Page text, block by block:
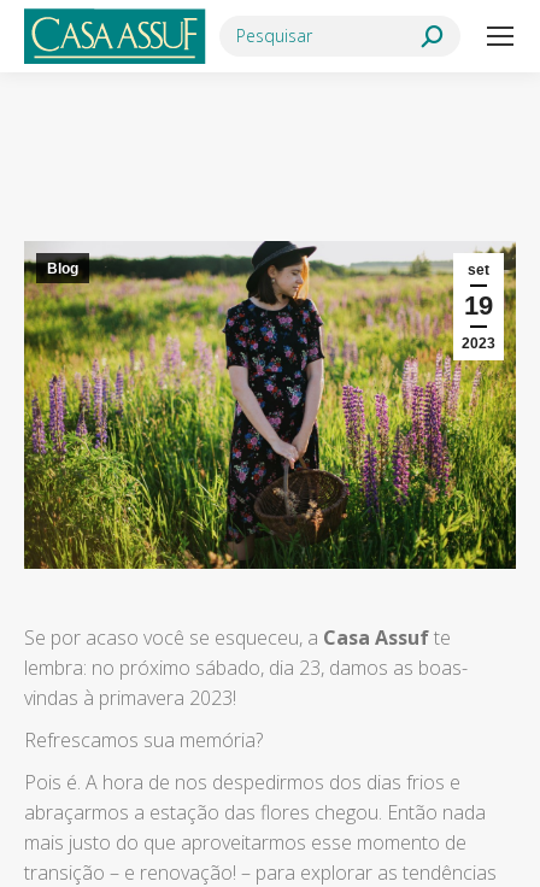
Search:
set
19
2023
Blog
Se por acaso você se esqueceu, a Casa Assufte
lembra: no próximo sábado, dia 23, damos as boas-
vindas à primavera 2023!
Refrescamos sua memória?
Pois é. A hora de nos despedirmos dos dias frios e
abraçarmos a estação das flores chegou. Então nada
mais justo do que aproveitarmos esse momento de
transição – e renovação! – para explorar as tendências